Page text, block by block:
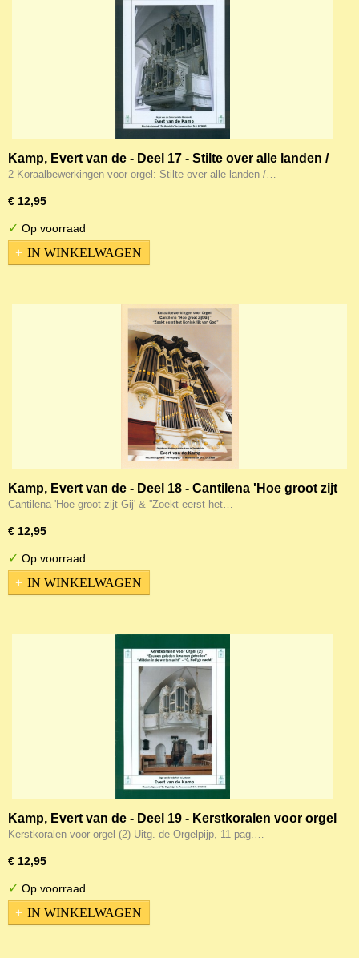
Kamp, Evert van de - Deel 17 - Stilte over alle landen /
Blijf bij mij Heer' (Noten)
2 Koraalbewerkingen voor orgel: Stilte over alle landen /…
€ 12,95
✓ Op voorraad
IN WINKELWAGEN
Kamp, Evert van de - Deel 18 - Cantilena 'Hoe groot zijt
Gij' & ''Zoekt eerst het koninkrijk van God' (Noten)
Cantilena 'Hoe groot zijt Gij' & ''Zoekt eerst het…
€ 12,95
✓ Op voorraad
IN WINKELWAGEN
Kamp, Evert van de - Deel 19 - Kerstkoralen voor orgel
(2) (Noten)
Kerstkoralen voor orgel (2) Uitg. de Orgelpijp, 11 pag.…
€ 12,95
✓ Op voorraad
IN WINKELWAGEN